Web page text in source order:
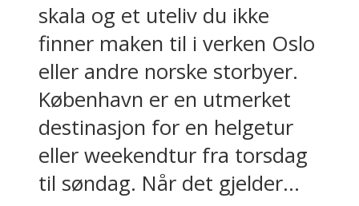
skala og et uteliv du ikke
finner maken til i verken Oslo
eller andre norske storbyer.
København er en utmerket
destinasjon for en helgetur
eller weekendtur fra torsdag
til søndag. Når det gjelder...